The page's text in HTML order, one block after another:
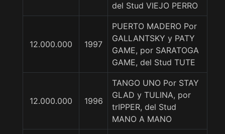
del Stud VIEJO PERRO
12.000.000 1997
PUERTO MADERO Por
GALLANTSKY y PATY
GAME, por SARATOGA
GAME, del Stud TUTE
12.000.000 1996
TANGO UNO Por STAY
GLAD y TULINA, por
trIPPER, del Stud
MANO A MANO